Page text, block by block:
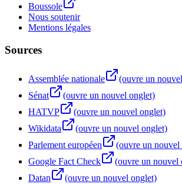
Boussole
Nous soutenir
Mentions légales
Sources
Assemblée nationale
(ouvre un
Sénat
(ouvre un nouvel onglet)
HATVP
(ouvre un nouvel onglet)
Wikidata
(ouvre un nouvel onglet)
Parlement européen
(ouvre un nouvel
Google Fact Check
(ouvre un nouvel
Datan
(ouvre un nouvel onglet)